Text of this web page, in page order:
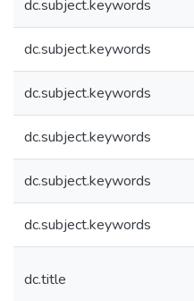
dc.subject.keywords
dc.subject.keywords
dc.subject.keywords
dc.subject.keywords
dc.subject.keywords
dc.subject.keywords
dc.title